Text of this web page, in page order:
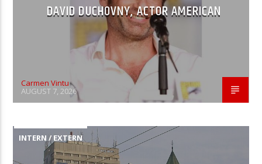
DAVID DUCHOVNY, ACTOR AMERICAN
Carmen Vintu
AUGUST 7, 2026
INTERN / EXTERN